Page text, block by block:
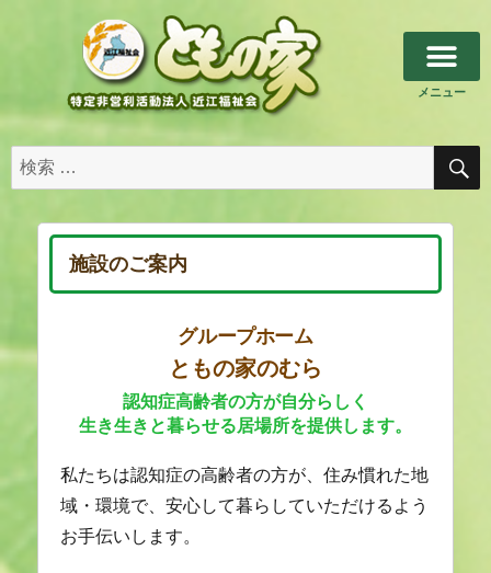
メニュー
施設のご案内
グループホーム
ともの家のむら
認知症高齢者の方が自分らしく
生き生きと暮らせる居場所を提供します。
私たちは認知症の高齢者の方が、住み慣れた地
域・環境で、安心して暮らしていただけるよう
お手伝いします。